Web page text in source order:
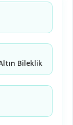
Bileklik